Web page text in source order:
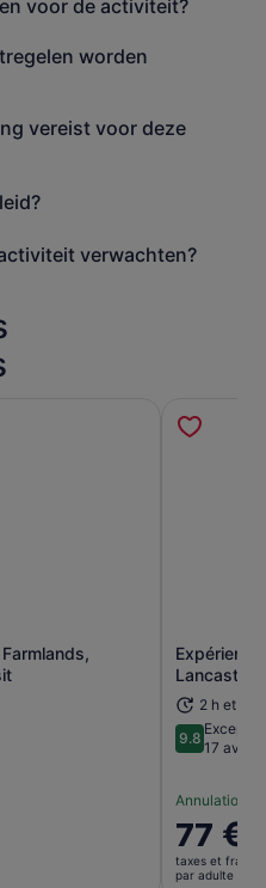
voor de activiteit?
worden
vereist voor deze
verwachten?
dans un nouvel onglet.
Lancaster!
2 h et 30
9.89.8 sur 10
17 avis
Annulation
Le
prix
est
77 €
taxes et frais
par adulte